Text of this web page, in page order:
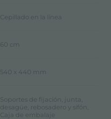
Cepillado en la línea
60 cm
540 x 440 mm
Soportes de fijación, junta,
desagüe, rebosadero y sifón,
Caja de embalaje